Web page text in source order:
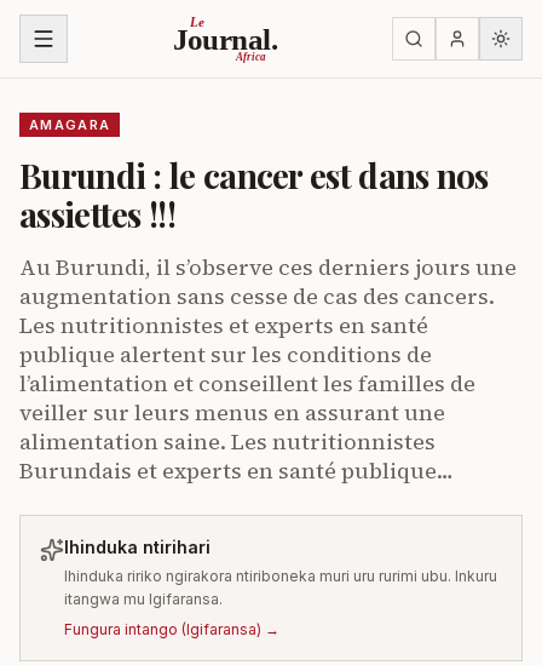
Ja ku biri muri urupapuro
Le
Journal.
Africa
AMAGARA
Burundi : le cancer est dans nos
assiettes !!!
Au Burundi, il s’observe ces derniers jours une
augmentation sans cesse de cas des cancers.
Les nutritionnistes et experts en santé
publique alertent sur les conditions de
l’alimentation et conseillent les familles de
veiller sur leurs menus en assurant une
alimentation saine. Les nutritionnistes
Burundais et experts en santé publique…
Ihinduka ntirihari
Ihinduka ririko ngirakora ntiriboneka muri uru rurimi ubu. Inkuru
itangwa mu Igifaransa.
Fungura intango (Igifaransa) →